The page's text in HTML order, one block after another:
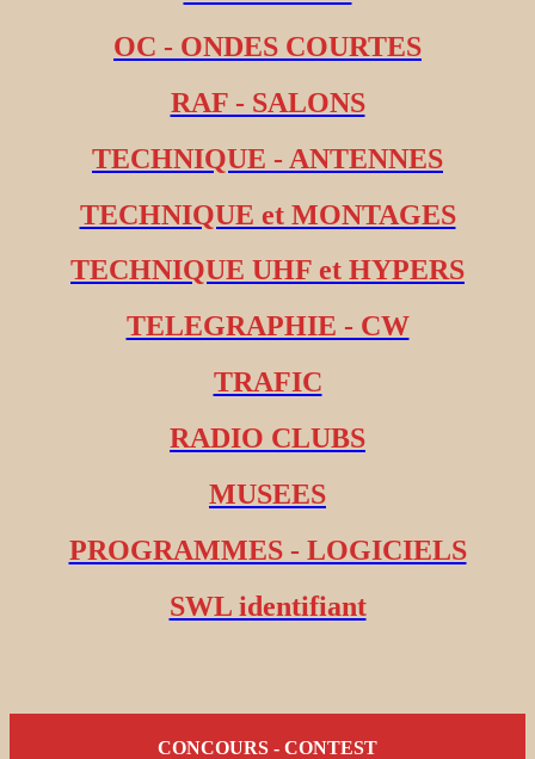
OC - ONDES COURTES
RAF - SALONS
TECHNIQUE - ANTENNES
TECHNIQUE et MONTAGES
TECHNIQUE UHF et HYPERS
TELEGRAPHIE - CW
TRAFIC
RADIO CLUBS
MUSEES
PROGRAMMES - LOGICIELS
SWL identifiant
CONCOURS - CONTEST